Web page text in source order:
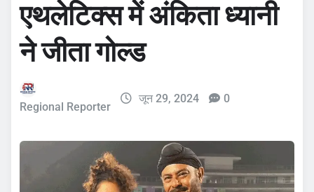
एथलेटिक्स में अंकिता ध्यानी
ने जीता गोल्ड
Regional Reporter
जून 29, 2024 0